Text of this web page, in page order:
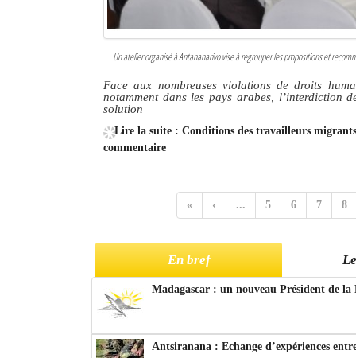
Un atelier organisé à Antananarivo vise à regrouper les propositions et
Face aux nombreuses violations de droits
notamment dans les pays arabes, l’interdiction
solution
Lire la suite : Conditions des travailleurs
commentaire
« ‹ ... 5 6 7 8
En bref
Madagascar : un nouveau Président de
Antsiranana : Echange d’expériences